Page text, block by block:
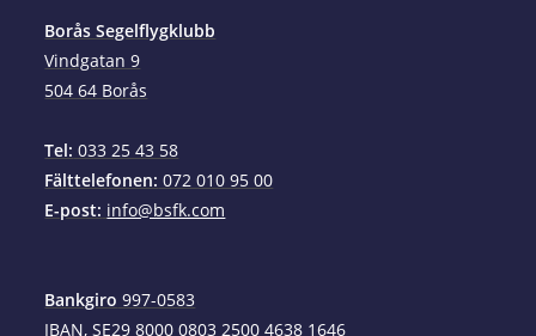
Borås Segelflygklubb
Vindgatan 9
504 64 Borås
Tel: 033 25 43 58
Fälttelefonen: 072 010 95 00
E-post: info@bsfk.com
Bankgiro 997-0583
IBAN, SE29 8000 0803 2500 4638 1646